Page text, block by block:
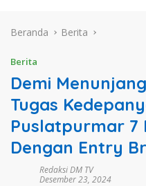
Beranda Berita
Berita
Demi
Tugas
Puslatpurmar 7
Dengan Entry
Redaksi DM TV
Desember 23, 2024